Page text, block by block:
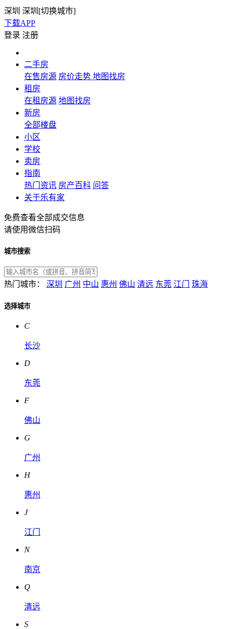
深圳 深圳[切换城市]
下载APP
登录 注册
二手房
在售房源 房价走势 地图找房
租房
在租房源 地图找房
新房
全部楼盘
小区
学校
卖房
指南
热门资讯 房产百科 问答
关于乐有家
免费查看全部成交信息
请使用微信扫码
城市搜索
热门城市： 深圳 广州 中山 惠州 佛山 清远 东莞 江门 珠海
选择城市
C
长沙
D
东莞
F
佛山
G
广州
H
惠州
J
江门
N
南京
Q
清远
S